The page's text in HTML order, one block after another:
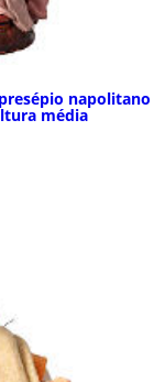
napolitano
média